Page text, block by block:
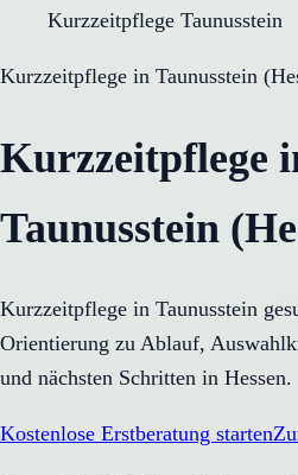
Kurzzeitpflege Taunusstein
Kurzzeitpflege in Taunusstein (
Kurzzeitpflege
Taunusstein
Kurzzeitpflege in Taunusstein
Orientierung zu Ablauf,
und nächsten Schritten in Hessen.
Kostenlose Erstberatung starten